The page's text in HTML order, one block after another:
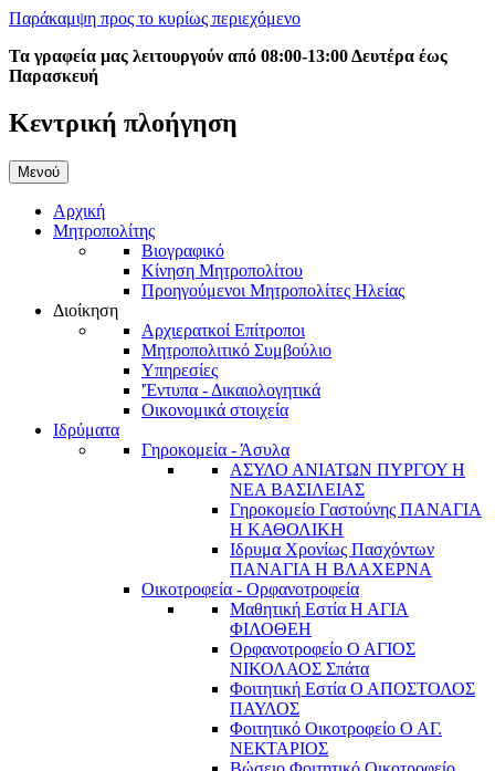
Παράκαμψη προς το κυρίως περιεχόμενο
Τα γραφεία μας λειτουργούν από 08:00-13:00 Δευτέρα έως
Παρασκευή
Κεντρική πλοήγηση
Μενού
Αρχική
Μητροπολίτης
Βιογραφικό
Κίνηση Μητροπολίτου
Προηγούμενοι Μητροπολίτες Ηλείας
Διοίκηση
Αρχιερατκοί Επίτροποι
Μητροπολιτικό Συμβούλιο
Υπηρεσίες
'Έντυπα - Δικαιολογητικά
Οικονομικά στοιχεία
Ιδρύματα
Γηροκομεία - Άσυλα
ΑΣΥΛΟ ΑΝΙΑΤΩΝ ΠΥΡΓΟΥ Η
ΝΕΑ ΒΑΣΙΛΕΙΑΣ
Γηροκομείο Γαστούνης ΠΑΝΑΓΙΑ
Η ΚΑΘΟΛΙΚΗ
Ιδρυμα Χρονίως Πασχόντων
ΠΑΝΑΓΙΑ Η ΒΛΑΧΕΡΝΑ
Οικοτροφεία - Ορφανοτροφεία
Μαθητική Εστία Η ΑΓΙΑ
ΦΙΛΟΘΕΗ
Ορφανοτροφείο Ο ΑΓΙΟΣ
ΝΙΚΟΛΑΟΣ Σπάτα
Φοιτητική Εστία Ο ΑΠΟΣΤΟΛΟΣ
ΠΑΥΛΟΣ
Φοιτητικό Οικοτροφείο Ο ΑΓ.
ΝΕΚΤΑΡΙΟΣ